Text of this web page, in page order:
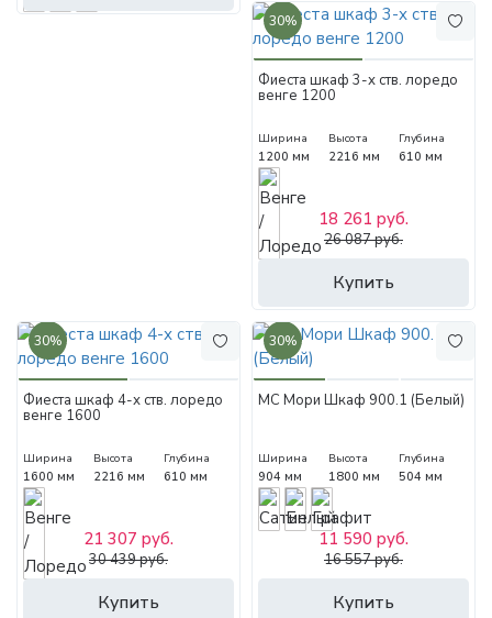
30%
Фиеста шкаф 3-х ств. лоредо
венге 1200
Ширина
1200 мм
Высота
2216 мм
Глубина
610 мм
Купить
18 261 руб.
26 087 руб.
30%
Фиеста шкаф 4-х ств. лоредо
венге 1600
Ширина
1600 мм
Высота
2216 мм
Глубина
610 мм
Купить
21 307 руб.
30 439 руб.
30%
МС Мори Шкаф 900.1 (Белый)
Ширина
904 мм
Высота
1800 мм
Глубина
504 мм
Купить
11 590 руб.
16 557 руб.